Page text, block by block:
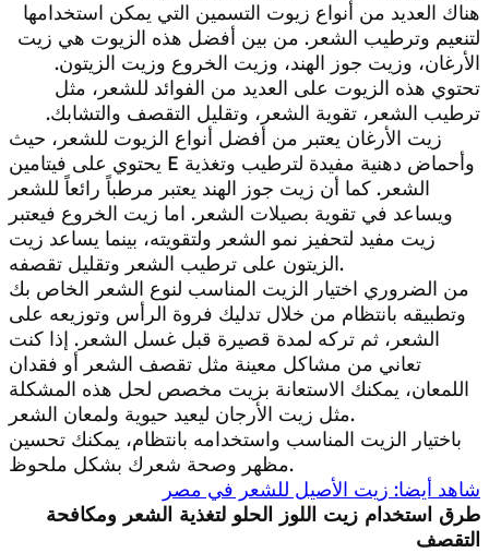
هناك العديد من أنواع زيوت التسمين التي يمكن استخدامها
لتنعيم وترطيب الشعر. من بين أفضل هذه الزيوت هي زيت
الأرغان، وزيت جوز الهند، وزيت الخروع وزيت الزيتون.
تحتوي هذه الزيوت على العديد من الفوائد للشعر، مثل
ترطيب الشعر، تقوية الشعر، وتقليل التقصف والتشابك.
زيت الأرغان يعتبر من أفضل أنواع الزيوت للشعر، حيث
يحتوي على فيتامين E وأحماض دهنية مفيدة لترطيب وتغذية
الشعر. كما أن زيت جوز الهند يعتبر مرطباً رائعاً للشعر
ويساعد في تقوية بصيلات الشعر. اما زيت الخروع فيعتبر
زيت مفيد لتحفيز نمو الشعر ولتقويته، بينما يساعد زيت
الزيتون على ترطيب الشعر وتقليل تقصفه.
من الضروري اختيار الزيت المناسب لنوع الشعر الخاص بك
وتطبيقه بانتظام من خلال تدليك فروة الرأس وتوزيعه على
الشعر، ثم تركه لمدة قصيرة قبل غسل الشعر. إذا كنت
تعاني من مشاكل معينة مثل تقصف الشعر أو فقدان
اللمعان، يمكنك الاستعانة بزيت مخصص لحل هذه المشكلة
مثل زيت الأرجان ليعيد حيوية ولمعان الشعر.
باختيار الزيت المناسب واستخدامه بانتظام، يمكنك تحسين
مظهر وصحة شعرك بشكل ملحوظ.
شاهد أيضا: زيت الأصيل للشعر في مصر
طرق استخدام زيت اللوز الحلو لتغذية الشعر ومكافحة
التقصف